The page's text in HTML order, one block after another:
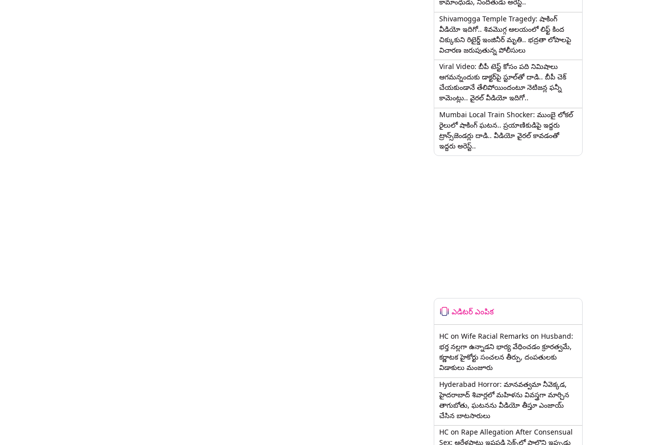
Shivamogga Temple Tragedy: షాకింగ్
వీడియో ఇదిగో.. శివమొగ్గ ఆలయంలో లిఫ్ట్ కింద
చిక్కుకుని రిటైర్డ్ ఇంజినీర్ మృతి.. భద్రతా లోపాలపై
విచారణ జరుపుతున్న పోలీసులు
Viral Video: బీపీ టెస్ట్‌ కోసం పది నిమిషాలు
ఆగమన్నందుకు డాక్టర్‌పై స్టూల్‌తో దాడి.. బీపీ చెక్
చేయకుండానే తేలిపోయిందంటూ నెటిజన్ల ఫన్నీ
కామెంట్లు.. వైరల్ వీడియో ఇదిగో..
Mumbai Local Train Shocker: ముంబై లోకల్
రైలులో షాకింగ్ ఘటన.. ప్రయాణికుడిపై ఇద్దరు
ట్రాన్స్‌జెండర్లు దాడి.. వీడియో వైరల్ కావడంతో
ఇద్దరు అరెస్ట్..
ఎడిటర్ ఎంపిక
HC on Wife Racial Remarks on Husband:
భర్త న‌ల్ల‌గా ఉన్నాడ‌ని భార్య వేధించ‌డం క్రూర‌త్వ‌మే,
కర్ణాటక హైకోర్టు సంచలన తీర్పు, దంపతులకు
విడాకులు మంజూరు
Hyderabad Horror: మానవత్వమా నీవెక్కడ,
హైదరాబాద్ శివార్లలో మహిళను వివస్త్రగా మార్చిన
తాగుబోతు, ఘటనను వీడియో తీస్తూ ఎంజాయ్
చేసిన బాటసారులు
HC on Rape Allegation After Consensual
Sex: ఆరేళ్లపాటు ఇష్టపడి సెక్స్‌లో పాల్గొని ఇప్పుడు